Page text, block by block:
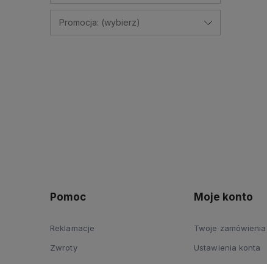
Promocja: (wybierz)
Pomoc
Reklamacje
Zwroty
Moje konto
Twoje zamówienia
Ustawienia konta